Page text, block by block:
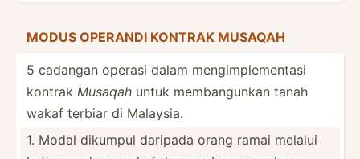
MODUS OPERANDI KONTRAK MUSAQAH
5 cadangan operasi dalam mengim­ple­mentasi
kontrak Musaqah untuk memban­gunkan tanah
wakaf terbiar di Malaysia.
1. Modal dikumpul daripada orang ramai melalui